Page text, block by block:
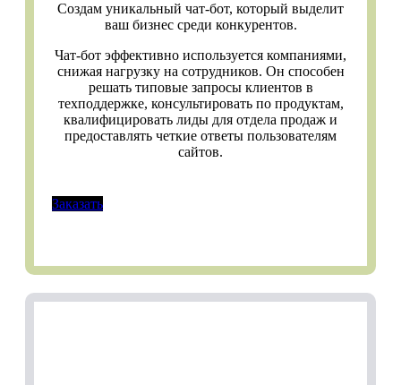
Создам уникальный чат-бот, который выделит
ваш бизнес среди конкурентов.
Чат-бот эффективно используется компаниями,
снижая нагрузку на сотрудников. Он способен
решать типовые запросы клиентов в
техподдержке, консультировать по продуктам,
квалифицировать лиды для отдела продаж и
предоставлять четкие ответы пользователям
сайтов.
Заказать